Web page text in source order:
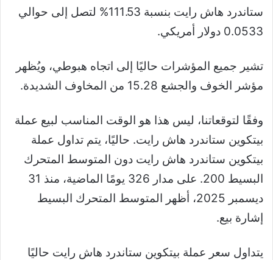
ستاندرد هاش رايت بنسبة 111.53% لتصل إلى حوالي
0.0533 دولار أمريكي.
تشير جميع المؤشرات حاليًا إلى اتجاه هبوطي، ويُظهر
مؤشر الخوف والجشع 15.28 من المخاوف الشديدة.
وفقًا لتوقعاتنا، ليس هذا هو الوقت المناسب لبيع عملة
بيتكوين ستاندرد هاش رايت. حاليًا، يتم تداول عملة
بيتكوين ستاندرد هاش رايت دون المتوسط ​​المتحرك
البسيط 200. على مدار 326 يومًا الماضية، منذ 31
ديسمبر 2025، أظهر المتوسط ​​المتحرك البسيط
إشارة بيع.
يتداول سعر عملة بيتكوين ستاندرد هاش رايت حاليًا